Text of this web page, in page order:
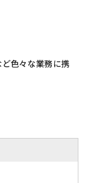
ど色々な業務に携